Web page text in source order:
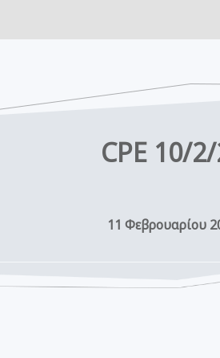
CPE 10/
11 Φεβρουαρίου